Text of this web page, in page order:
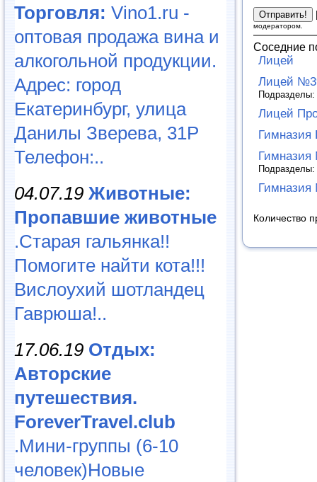
Торговля: Vino1.ru -
оптовая продажа вина и
алкогольной продукции.
Адрес: город
Екатеринбург, улица
Данилы Зверева, 31Р
Телефон:..
04.07.19 Животные:
Пропавшие животные
.Старая гальянка!!
Помогите найти кота!!!
Вислоухий шотландец
Гаврюша!..
17.06.19 Отдых:
Авторские
путешествия.
ForeverTravel.club
.Мини-группы (6-10
человек)Новые
модератором.
Соседние
Лицей
Лицей
Подразделы:
Лицей
Гимназия
Подразделы:
Количество